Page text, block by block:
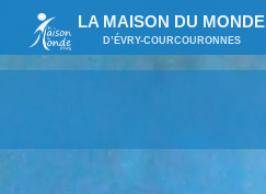
LA MAISON DU MONDE
D’ÉVRY-COURCOURONNES